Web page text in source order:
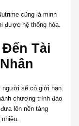
cũng là minh
được hệ thống hóa.
Tài
người sẽ có giới hạn.
chương trình đào
lên nền tảng